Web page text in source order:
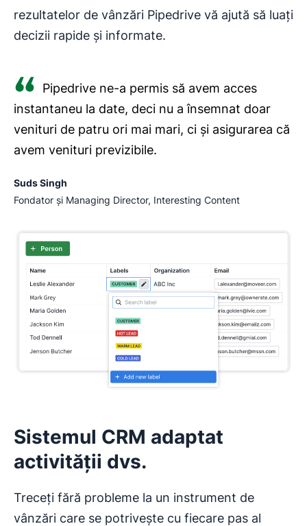
rezultatelor de vânzări Pipedrive vă ajută să luați
decizii rapide și informate.
Pipedrive ne-a permis să avem acces
instantaneu la date, deci nu a însemnat doar
venituri de patru ori mai mari, ci și asigurarea că
avem venituri previzibile.
Suds Singh
Fondator și Managing Director, Interesting Content
Sistemul CRM adaptat
activității dvs.
Treceți fără probleme la un instrument de
vânzări care se potrivește cu fiecare pas al